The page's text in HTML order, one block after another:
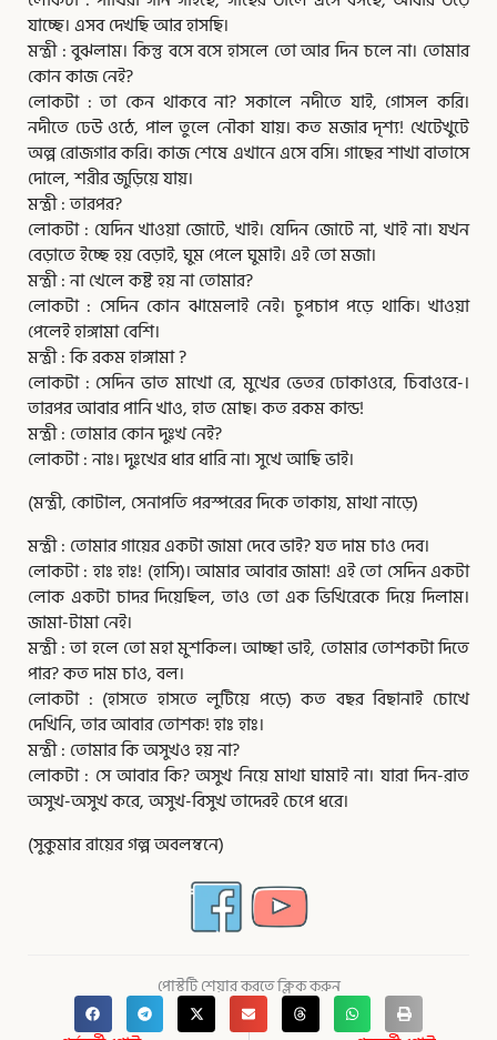
যাচ্ছে। এসব দেখছি আর হাসছি।
মন্ত্রী : বুঝলাম। কিন্তু বসে বসে হাসলে তো আর দিন চলে না। তোমার
কোন কাজ নেই?
লোকটা : তা কেন থাকবে না? সকালে নদীতে যাই, গোসল করি।
নদীতে ঢেউ ওঠে, পাল তুলে নৌকা যায়। কত মজার দৃশ্য! খেটেখুটে
অল্প রোজগার করি। কাজ শেষে এখানে এসে বসি। গাছের শাখা বাতাসে
দোলে, শরীর জুড়িয়ে যায়।
মন্ত্রী : তারপর?
লোকটা : যেদিন খাওয়া জোটে, খাই। যেদিন জোটে না, খাই না। যখন
বেড়াতে ইচ্ছে হয় বেড়াই, ঘুম পেলে ঘুমাই। এই তো মজা।
মন্ত্রী : না খেলে কষ্ট হয় না তোমার?
লোকটা : সেদিন কোন ঝামেলাই নেই। চুপচাপ পড়ে থাকি। খাওয়া
পেলেই হাঙ্গামা বেশি।
মন্ত্রী : কি রকম হাঙ্গামা ?
লোকটা : সেদিন ভাত মাখো রে, মুখের ভেতর ঢোকাওরে, চিবাওরে-।
তারপর আবার পানি খাও, হাত মোছ। কত রকম কান্ড!
মন্ত্রী : তোমার কোন দুঃখ নেই?
লোকটা : নাঃ। দুঃখের ধার ধারি না। সুখে আছি ভাই।
(মন্ত্রী, কোটাল, সেনাপতি পরস্পরের দিকে তাকায়, মাথা নাড়ে)
মন্ত্রী : তোমার গায়ের একটা জামা দেবে ভাই? যত দাম চাও দেব।
লোকটা : হাঃ হাঃ! (হাসি)। আমার আবার জামা! এই তো সেদিন একটা
লোক একটা চাদর দিয়েছিল, তাও তো এক ভিখিরেকে দিয়ে দিলাম।
জামা-টামা নেই।
মন্ত্রী : তা হলে তো মহা মুশকিল। আচ্ছা ভাই, তোমার তোশকটা দিতে
পার? কত দাম চাও, বল।
লোকটা : (হাসতে হাসতে লুটিয়ে পড়ে) কত বছর বিছানাই চোখে
দেখিনি, তার আবার তোশক! হাঃ হাঃ।
মন্ত্রী : তোমার কি অসুখও হয় না?
লোকটা : সে আবার কি? অসুখ নিয়ে মাথা ঘামাই না। যারা দিন-রাত
অসুখ-অসুখ করে, অসুখ-বিসুখ তাদেরই চেপে ধরে।
(সুকুমার রায়ের গল্প অবলম্বনে)
পোস্টটি শেয়ার করতে ক্লিক করুন